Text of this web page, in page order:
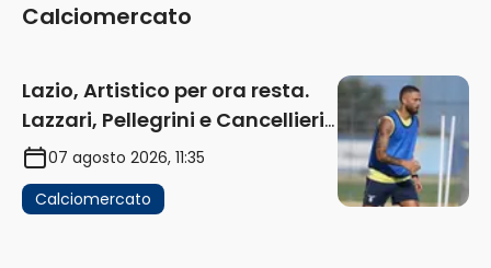
Calciomercato
Lazio, Artistico per ora resta.
Lazzari, Pellegrini e Cancellieri
in uscita
07 agosto 2026, 11:35
Calciomercato